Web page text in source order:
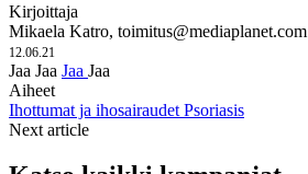
Kirjoittaja
Mikaela Katro, toimitus@mediaplanet.com
12.06.21
Jaa Jaa Jaa Jaa
Aiheet
Ihottumat ja ihosairaudet Psoriasis
Next article